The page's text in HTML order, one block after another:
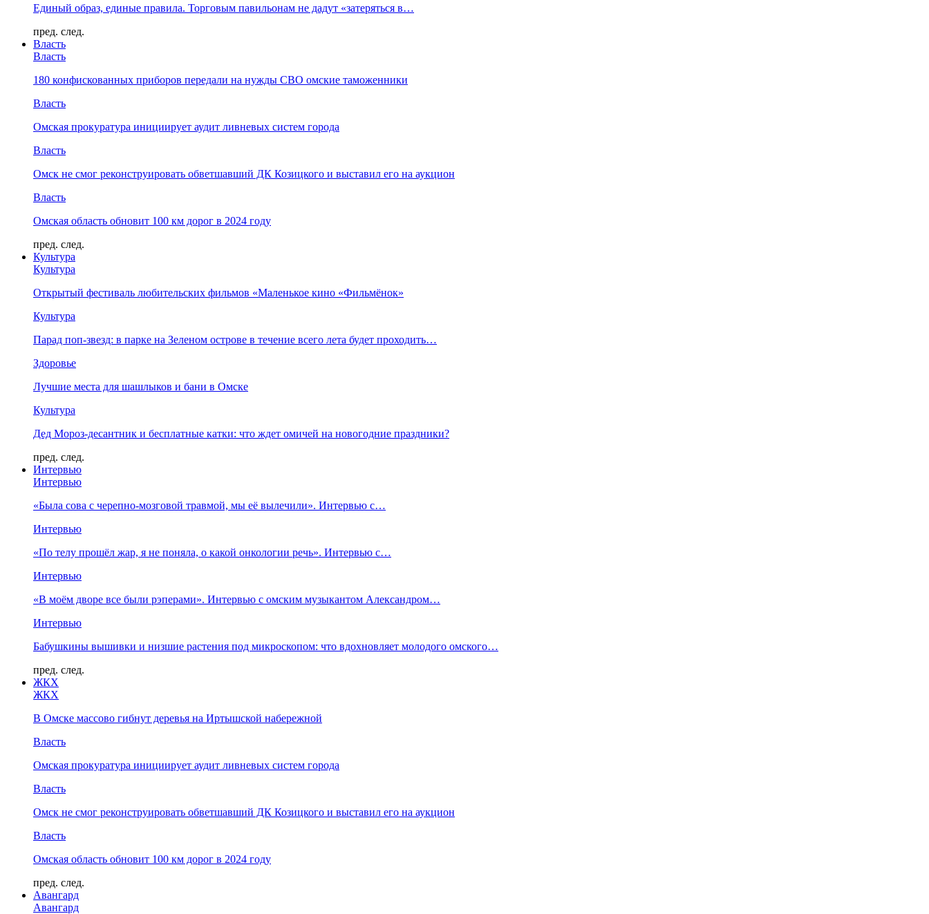
Единый образ, единые правила. Торговым павильонам не дадут «затеряться в…
пред. след.
Власть
Власть
180 конфискованных приборов передали на нужды СВО омские таможенники
Власть
Омская прокуратура инициирует аудит ливневых систем города
Власть
Омск не смог реконструировать обветшавший ДК Козицкого и выставил его на аукцион
Власть
Омская область обновит 100 км дорог в 2024 году
пред. след.
Культура
Культура
Открытый фестиваль любительских фильмов «Маленькое кино «Фильмёнок»
Культура
Парад поп-звезд: в парке на Зеленом острове в течение всего лета будет проходить…
Здоровье
Лучшие места для шашлыков и бани в Омске
Культура
Дед Мороз-десантник и бесплатные катки: что ждет омичей на новогодние праздники?
пред. след.
Интервью
Интервью
«Была сова с черепно-мозговой травмой, мы её вылечили». Интервью с…
Интервью
«По телу прошёл жар, я не поняла, о какой онкологии речь». Интервью с…
Интервью
«В моём дворе все были рэперами». Интервью с омским музыкантом Александром…
Интервью
Бабушкины вышивки и низшие растения под микроскопом: что вдохновляет молодого омского…
пред. след.
ЖКХ
ЖКХ
В Омске массово гибнут деревья на Иртышской набережной
Власть
Омская прокуратура инициирует аудит ливневых систем города
Власть
Омск не смог реконструировать обветшавший ДК Козицкого и выставил его на аукцион
Власть
Омская область обновит 100 км дорог в 2024 году
пред. след.
Авангард
Авангард